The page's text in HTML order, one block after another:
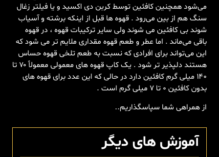
می‌شود همچنین کافئین توسط کربن دی اکسید و یا فیلتر زغال
سنگ هم از بین می‌رود . قهوه ها قبل از اینکه برشته و آسیاب
شوند بی کافئین می شوند ولی سایر ترکیبات قهوه ، در قهوه
باقی می‌ماند . اما عطر و طعم قهوه مقداری ملایم تر می شود که
این می‌تواند برای افرادی که نسبت به طعم تلخی قهوه حساس
هستند دلپذیر تر شود . یک کاپ قهوه های معمولی معمولاً ۷۰ تا
۱۴۰ میلی گرم کافئین دارد در حالی که این عدد برای قهوه های
بدون کافئین ٠ تا ٧ میلی گرم است .
از همراهی شما سپاسگذاریم..
آموزش های دیگر